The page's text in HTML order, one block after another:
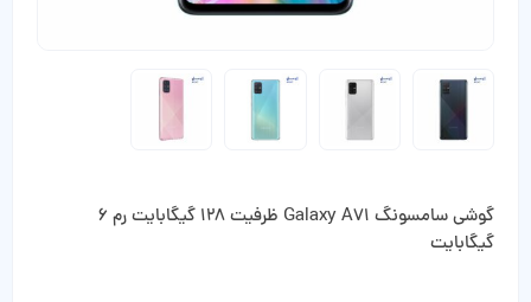
گوشی سامسونگ Galaxy A71 ظرفیت 128 گیگابایت رم 6
گیگابایت